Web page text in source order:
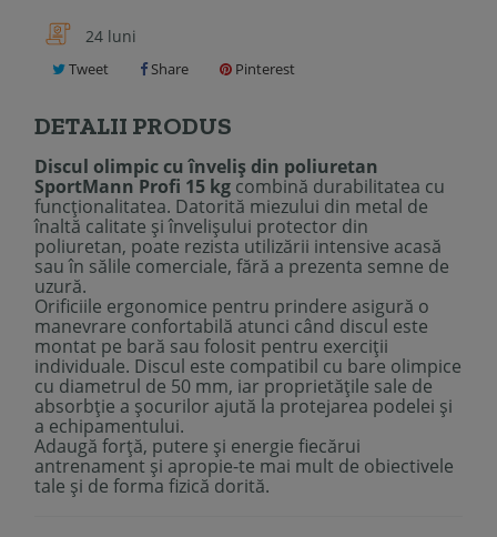
24 luni
Tweet Share Pinterest
DETALII PRODUS
Discul olimpic cu înveliș din poliuretan
SportMann Profi 15 kg combină durabilitatea cu
funcționalitatea. Datorită miezului din metal de
înaltă calitate și învelișului protector din
poliuretan, poate rezista utilizării intensive acasă
sau în sălile comerciale, fără a prezenta semne de
uzură.
Orificiile ergonomice pentru prindere asigură o
manevrare confortabilă atunci când discul este
montat pe bară sau folosit pentru exerciții
individuale. Discul este compatibil cu bare olimpice
cu diametrul de 50 mm, iar proprietățile sale de
absorbție a șocurilor ajută la protejarea podelei și
a echipamentului.
Adaugă forță, putere și energie fiecărui
antrenament și apropie-te mai mult de obiectivele
tale și de forma fizică dorită.